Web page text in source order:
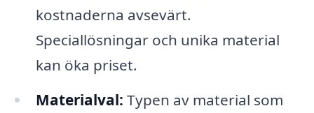
kostnaderna avsevärt.
Speciallösningar och unika material
kan öka priset.
Materialval: Typen av material som